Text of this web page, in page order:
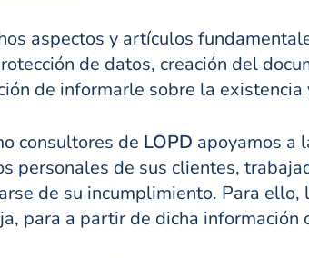
aspectos y artículos
de datos, creación del
de informarle sobre la
consultores de LOPD apoyamos a
personales de sus clientes,
de su incumplimiento. Para
para a partir de dicha